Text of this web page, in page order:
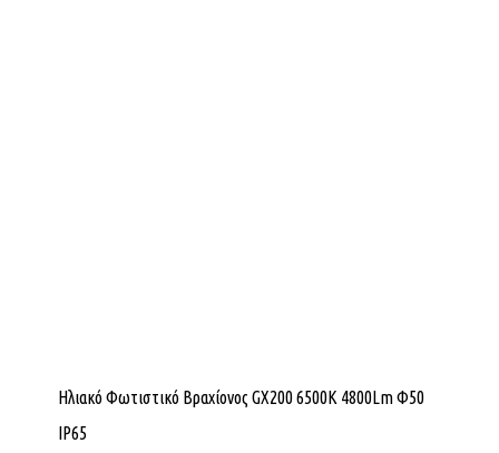
Ηλιακό Φωτιστικό Βραχίονος GX200 6500K 4800Lm Φ50
IP65